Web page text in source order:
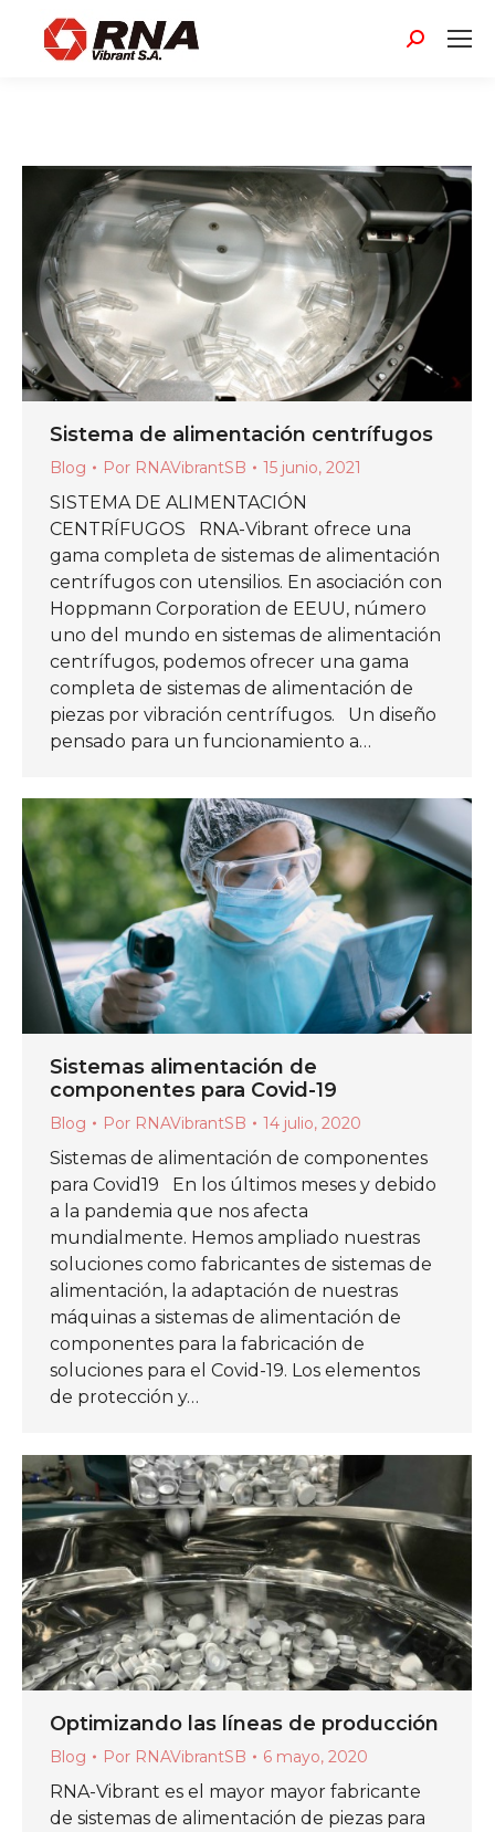
Buscar:
Sistema de alimentación centrífugos
Blog Por RNAVibrantSB 15 junio, 2021
SISTEMA DE ALIMENTACIÓN
CENTRÍFUGOS RNA-Vibrant ofrece una
gama completa de sistemas de alimentación
centrífugos con utensilios. En asociación con
Hoppmann Corporation de EEUU, número
uno del mundo en sistemas de alimentación
centrífugos, podemos ofrecer una gama
completa de sistemas de alimentación de
piezas por vibración centrífugos. Un diseño
pensado para un funcionamiento a…
Sistemas alimentación de
componentes para Covid-19
Blog Por RNAVibrantSB 14 julio, 2020
Sistemas de alimentación de componentes
para Covid19 En los últimos meses y debido
a la pandemia que nos afecta
mundialmente. Hemos ampliado nuestras
soluciones como fabricantes de sistemas de
alimentación, la adaptación de nuestras
máquinas a sistemas de alimentación de
componentes para la fabricación de
soluciones para el Covid-19. Los elementos
de protección y…
Optimizando las líneas de producción
Blog Por RNAVibrantSB 6 mayo, 2020
RNA-Vibrant es el mayor mayor fabricante
de sistemas de alimentación de piezas para